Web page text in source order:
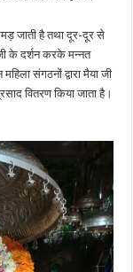
जाती है तथा दूर-दूर से
के दर्शन करके मन्नत
संगठनों द्वारा मैया जी
वितरण किया जाता है।